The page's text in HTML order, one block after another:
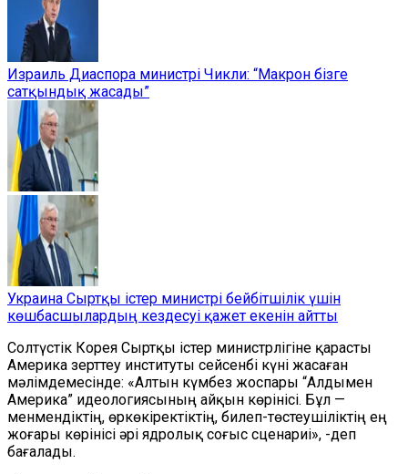
Израиль Диаспора министрі Чикли: “Макрон бізге
сатқындық жасады”
Украина Сыртқы істер министрі бейбітшілік үшін
көшбасшылардың кездесуі қажет екенін айтты
Солтүстік Корея Сыртқы істер министрлігіне қарасты
Америка зерттеу институты сейсенбі күні жасаған
мәлімдемесінде: «Алтын күмбез жоспары “Алдымен
Америка” идеологиясының айқын көрінісі. Бұл —
менмендіктің, өркөкіректіктің, билеп-төстеушіліктің ең
жоғары көрінісі әрі ядролық соғыс сценариі», -деп
бағалады.